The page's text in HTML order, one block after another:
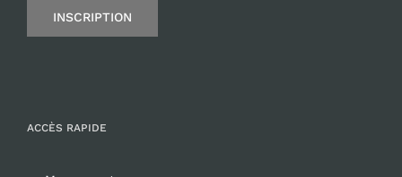
INSCRIPTION
ACCÈS RAPIDE